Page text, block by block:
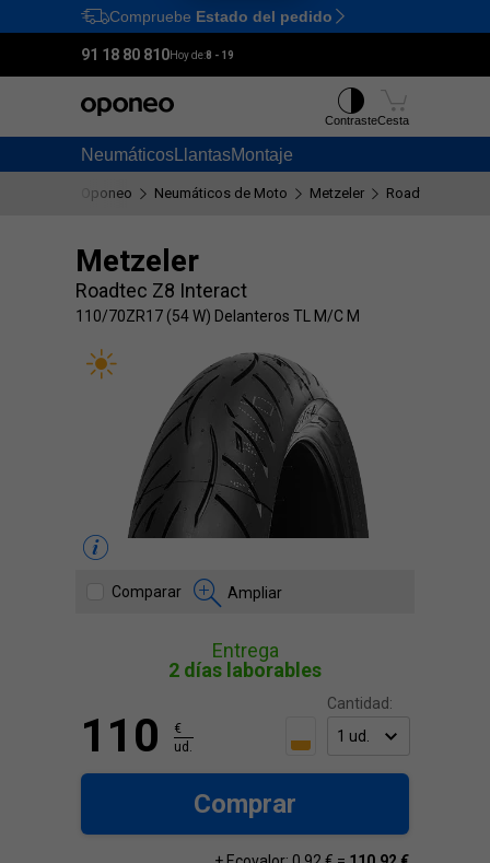
Ctrl M
Compruebe Estado del pedido
91 18 80 810Hoy de:8 - 19
Neumáticos LlantasMontaje
ContrasteCesta
Oponeo Neumáticos de Moto Metzeler Roadtec Z8
Metzeler
Roadtec Z8 Interact
110/70ZR17 (54 W) Delanteros TL M/C M
Comparar Ampliar
Entrega
2 días laborables
Cantidad:
110
€
ud.
Comprar